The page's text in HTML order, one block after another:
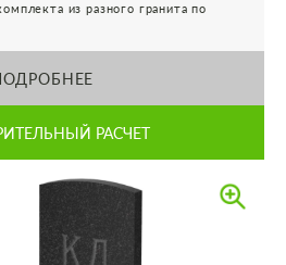
из разного гранита по
РАСЧЕТ